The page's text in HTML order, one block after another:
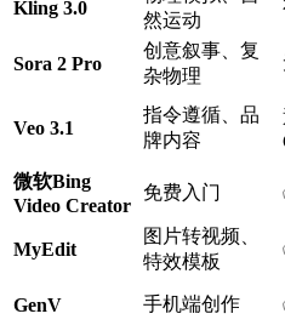
Kling 3.0
然运动
Sora 2 Pro
创意叙事、复
杂物理
Veo 3.1
指令遵循、品
牌内容
微软Bing
Video Creator
免费入门
MyEdit
图片转视频、
特效模板
GenV 手机端创作